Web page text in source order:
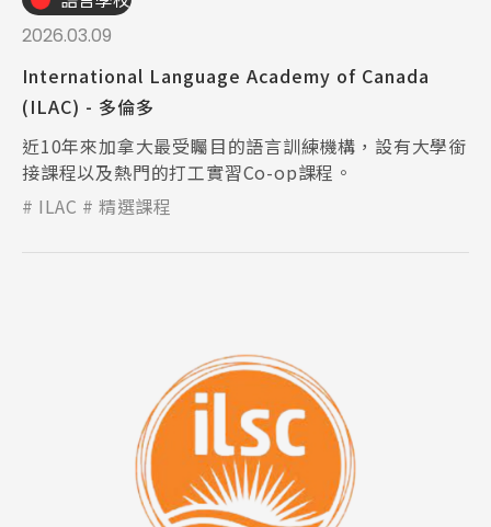
2026.03.09
International Language Academy of Canada
(ILAC) - 多倫多
近10年來加拿大最受矚目的語言訓練機構，設有大學銜
接課程以及熱門的打工實習Co-op課程。
ILAC
精選課程